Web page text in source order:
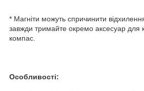
* Магніти можуть спричинити
завжди тримайте окремо аксесуар для
компас.
Особливості: